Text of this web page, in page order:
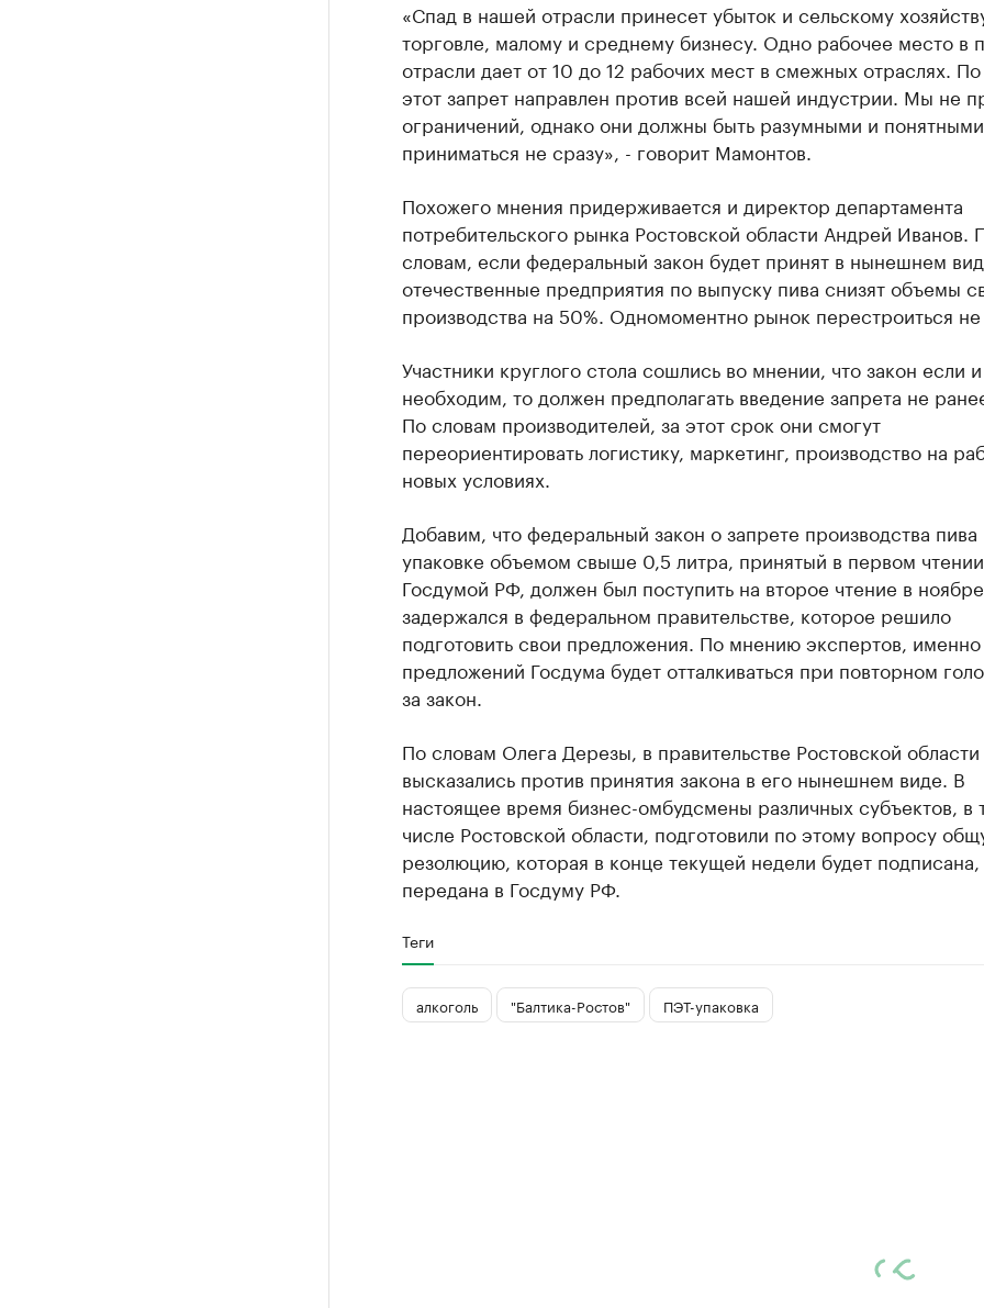
«Спад в нашей отрасли принесет убыток и сельскому
торговле, малому и среднему бизнесу. Одно рабочее место в
отрасли дает от 10 до 12 рабочих мест в смежных отраслях.
этот запрет направлен против всей нашей индустрии. Мы не
ограничений, однако они должны быть разумными и
приниматься не сразу», - говорит Мамонтов.
Похожего мнения придерживается и директор департамента
потребительского рынка Ростовской области Андрей Иванов.
словам, если федеральный закон будет принят в нынешнем
отечественные предприятия по выпуску пива снизят объемы
производства на 50%. Одномоментно рынок перестроиться
Участники круглого стола сошлись во мнении, что закон если и
необходим, то должен предполагать введение запрета не
По словам производителей, за этот срок они смогут
переориентировать логистику, маркетинг, производство на
новых условиях.
Добавим, что федеральный закон о запрете производства
упаковке объемом свыше 0,5 литра, принятый в первом чтении
Госдумой РФ, должен был поступить на второе чтение в
задержался в федеральном правительстве, которое решило
подготовить свои предложения. По мнению экспертов, именно
предложений Госдума будет отталкиваться при повторном
за закон.
По словам Олега Дерезы, в правительстве Ростовской
высказались против принятия закона в его нынешнем виде. В
настоящее время бизнес-омбудсмены различных субъектов, в
числе Ростовской области, подготовили по этому вопросу
резолюцию, которая в конце текущей недели будет подписана,
передана в Госдуму РФ.
Теги
алкоголь "Балтика-Ростов" ПЭТ-упаковка